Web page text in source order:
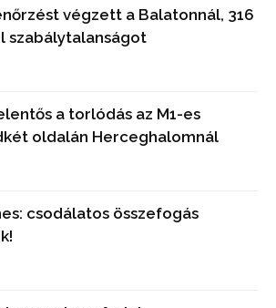
végzett a Balatonnál, 316
szabálytalanságot
a torlódás az M1-es
oldalán Herceghalomnál
csodálatos összefogás